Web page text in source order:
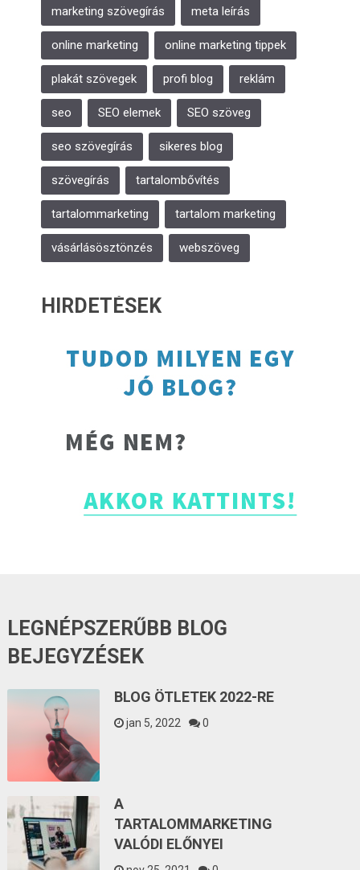
marketing szövegírás meta leírás
online marketing online marketing tippek
plakát szövegek profi blog reklám
seo SEO elemek SEO szöveg
seo szövegírás sikeres blog
szövegírás tartalombővítés
tartalommarketing tartalom marketing
vásárlásösztönzés webszöveg
HIRDETÉSEK
LEGNÉPSZERŰBB BLOG
BEJEGYZÉSEK
BLOG ÖTLETEK 2022-RE
jan 5, 2022 0
A
TARTALOMMARKETING
VALÓDI ELŐNYEI